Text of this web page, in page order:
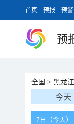
首页 预报 预警
预
全国 > 黑龙江
今天
7日（今天）